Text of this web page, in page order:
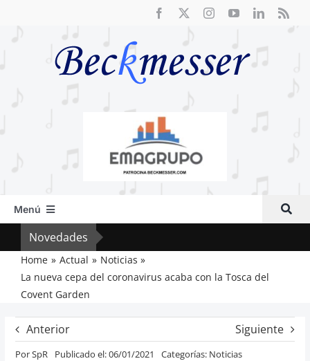
Menú
Inicio
Actual
Artículos
Previos de ópera
Entrevistas
Novedades
Home Actual
Noticias
La nueva cepa del coronavirus acaba con la Tosca del
Covent Garden
Anterior Siguiente
PorSpR Publicado el: 06/01/2021 Categorías: Noticias